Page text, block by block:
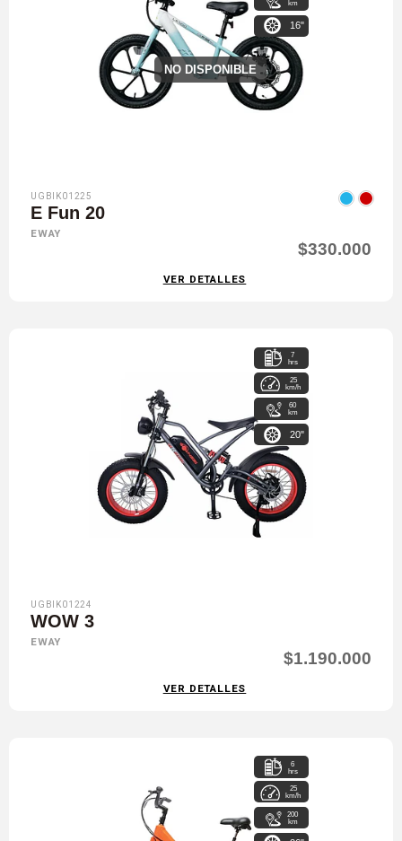
NO DISPONIBLE
km
16"
UGBIK01225
E Fun 20
EWAY
$330.000
VER DETALLES
7
hrs
25
km/h
60
km
20"
UGBIK01224
WOW 3
EWAY
$1.190.000
VER DETALLES
6
hrs
25
km/h
200
km